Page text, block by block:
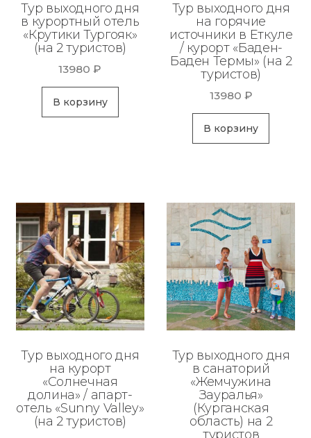
Тур выходного дня
в курортный отель
«Крутики Тургояк»
(на 2 туристов)
13980₽
В корзину
Тур выходного дня
на горячие
источники в Еткуле
/ курорт «Баден-
Баден Термы» (на 2
туристов)
13980 ₽
В корзину
Тур выходного дня
на курорт
«Солнечная
долина» / апарт-
отель «Sunny Valley»
(на 2 туристов)
Тур выходного дня
в санаторий
«Жемчужина
Зауралья»
(Курганская
область) на 2
туристов